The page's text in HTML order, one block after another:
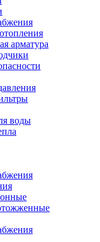
арматура
воды